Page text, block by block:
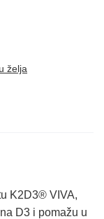
želja
K2D3® VIVA,
D3 i pomažu u